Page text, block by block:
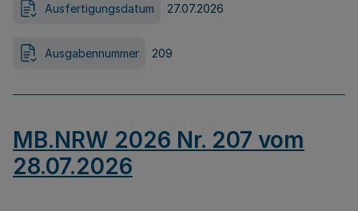
Ausfertigungsdatum 27.07.2026
Ausgabennummer 209
MB.NRW 2026 Nr. 207 vom
28.07.2026